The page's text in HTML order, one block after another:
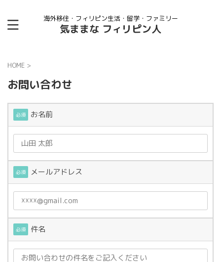
海外移住・フィリピン生活・留学・ファミリー
気ままな フィリピン人
HOME >
お問い合わせ
必須 お名前
必須 メールアドレス
必須 件名